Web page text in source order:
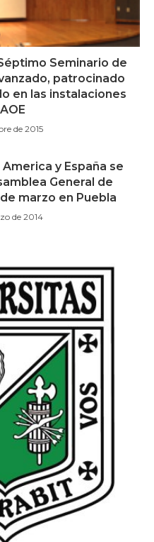
Seminario de
patrocinado
en las instalaciones
de 2015
y España se
General de
marzo en Puebla
de 2014